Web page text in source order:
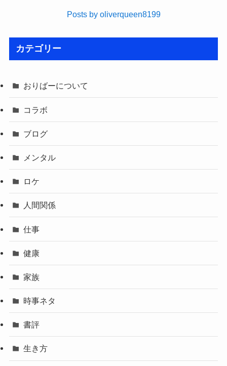
Posts by oliverqueen8199
カテゴリー
おりばーについて
コラボ
ブログ
メンタル
ロケ
人間関係
仕事
健康
家族
時事ネタ
書評
生き方